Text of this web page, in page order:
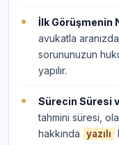
İlk Görüşmenin
avukatla
sorununuzun
yapılır.
Sürecin Süresi
tahmini süresi,
hakkında
yazılı